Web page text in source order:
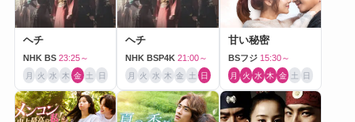
ヘチ
NHK BS 23:25～
月 火 水 木 金 土 日
ヘチ
NHK BSP4K 21:00～
月 火 水 木 金 土 日
甘い秘密
BSフジ 15:30～
月 火 水 木 金 土 日